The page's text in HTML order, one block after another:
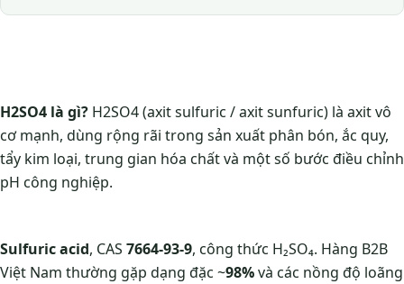
H2SO4 là gì? H2SO4 (axit sulfuric / axit sunfuric) là axit vô
cơ mạnh, dùng rộng rãi trong sản xuất phân bón, ắc quy,
tẩy kim loại, trung gian hóa chất và một số bước điều chỉnh
pH công nghiệp.
Sulfuric acid, CAS 7664-93-9, công thức H₂SO₄. Hàng B2B
Việt Nam thường gặp dạng đặc ~98%và các nồng độ loãng